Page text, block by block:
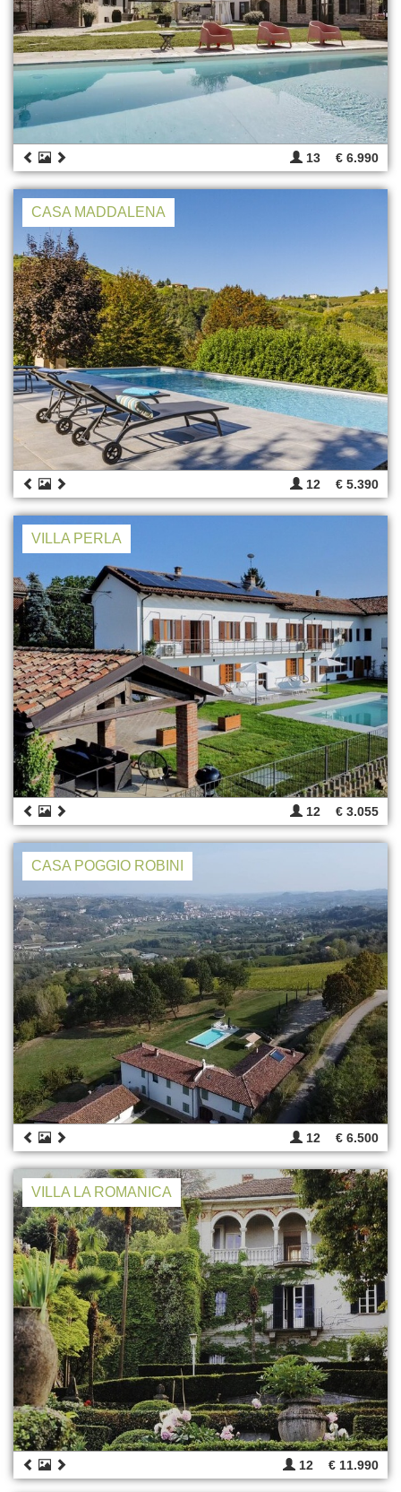
13 € 6.990
CASA MADDALENA
12 € 5.390
VILLA PERLA
12 € 3.055
CASA POGGIO ROBINI
12 € 6.500
VILLA LA ROMANICA
12 € 11.990